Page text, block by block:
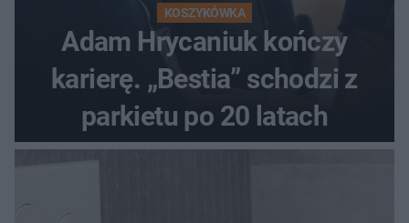
KOSZYKÓWKA
Adam Hrycaniuk kończy
karierę. „Bestia” schodzi z
parkietu po 20 latach